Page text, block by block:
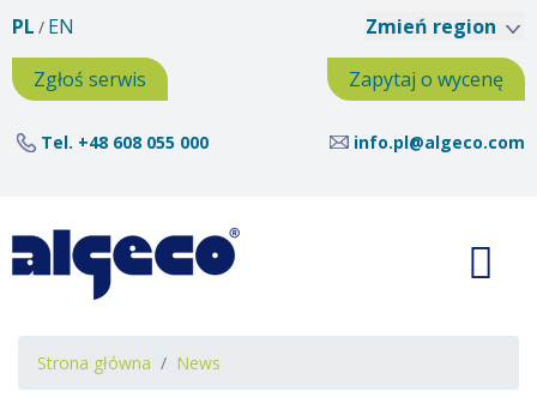
PL EN
Zgłoś serwis
Zapytaj o wycenę
Tel. +48 608 055 000 info.pl@algeco.com
Zmień region
Ścieżka
nawigacyjna
Strona główna News